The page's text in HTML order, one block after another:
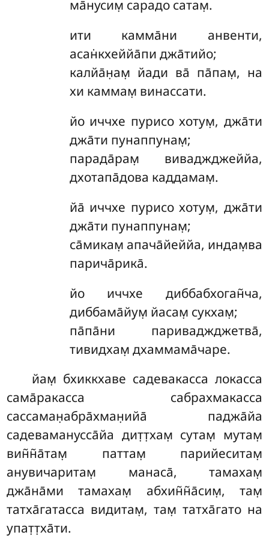
ма̄нусим̣ сарадо сатам̣.
ити камма̄ни анвенти,
асан̇кхеййа̄пи джа̄тийо;
калйа̄н̣ам̣ йади ва̄ па̄пам̣, на
хи каммам̣ винассати.
йо иччхе пурисо хотум̣, джа̄ти
джа̄ти пунаппунам̣;
парада̄рам̣ виваджджеййа,
дхотапа̄дова каддамам̣.
йа̄ иччхе пурисо хотум̣, джа̄ти
джа̄ти пунаппунам̣;
са̄микам̣ апача̄йеййа, индам̣ва
парича̄рика̄.
йо иччхе диббабхоган̃ча,
диббама̄йум̣ йасам̣ сукхам̣;
па̄па̄ни париваджджетва̄,
тивидхам̣ дхаммама̄чаре.
йам̣ бхиккхаве садевакасса локасса
сама̄ракасса сабрахмакасса
сассаман̣абра̄хман̣ийа̄ паджа̄йа
садеваманусса̄йа дит̣т̣хам̣ сутам̣ мутам̣
вин̃н̃а̄там̣ паттам̣ парийеситам̣
анувичаритам̣ манаса̄, тамахам̣
джа̄на̄ми тамахам̣ абхин̃н̃а̄сим̣, там̣
татха̄гатасса видитам̣, там̣ татха̄гато на
упат̣т̣ха̄ти.